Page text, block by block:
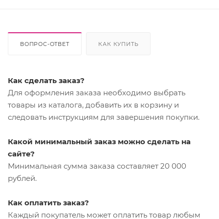
ВОПРОС-ОТВЕТ КАК КУПИТЬ
Как сделать заказ?
Для оформления заказа необходимо выбрать
товары из каталога, добавить их в корзину и
следовать инструкциям для завершения покупки.
Какой минимальный заказ можно сделать на
сайте?
Минимальная сумма заказа составляет 20 000
рублей.
Как оплатить заказ?
Каждый покупатель может оплатить товар любым